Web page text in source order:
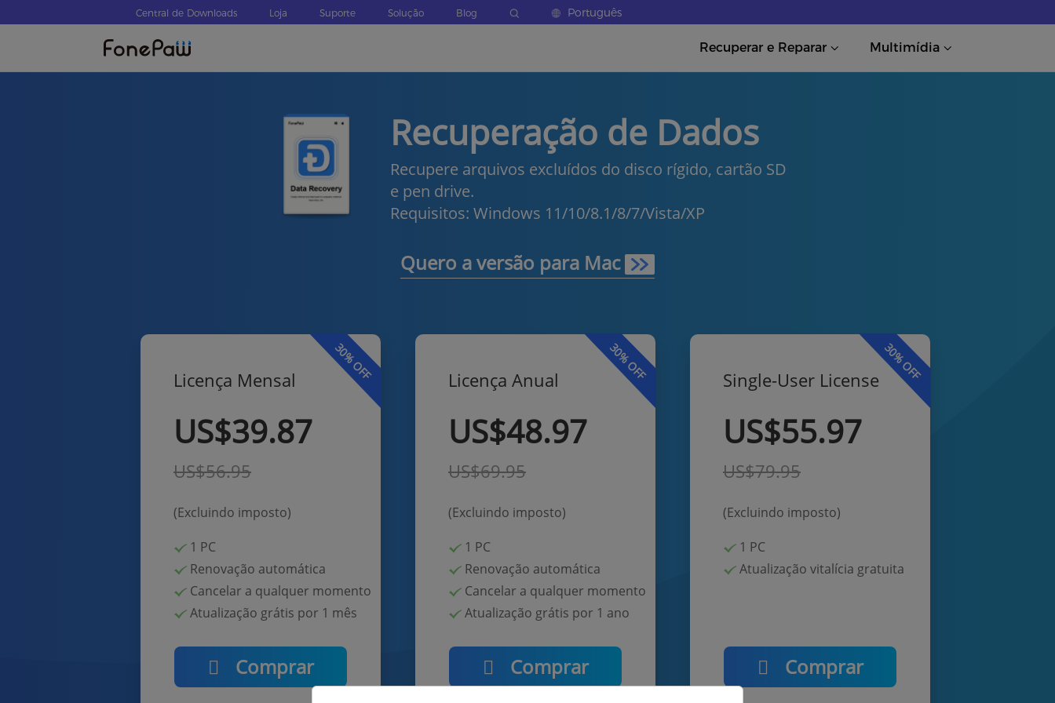
Central de Downloads Loja Suporte Solução Blog Português
Recuperar e Reparar Multimídia
Recuperação de Dados
Recupere arquivos excluídos do disco rígido, cartão SD
e pen drive.
Requisitos: Windows 11/10/8.1/8/7/Vista/XP
Quero a versão para Mac
Licença Mensal
US$39.87
US$56.95
(Excluindo imposto)
1 PC
Renovação automática
Cancelar a qualquer momento
Atualização grátis por 1 mês
Comprar
30% OFF Licença Anual
US$48.97
US$69.95
(Excluindo imposto)
1 PC
Renovação automática
Cancelar a qualquer momento
Atualização grátis por 1 ano
Comprar
30% OFF Single-User License
US$55.97
US$79.95
(Excluindo imposto)
1 PC
Atualização vitalícia gratuita
Comprar
30% OFF